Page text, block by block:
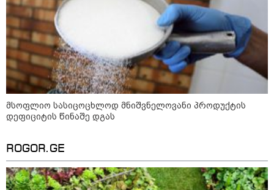
მსოფლიო სასიცოცხლოდ
მნიშვნელოვანი პროდუქტის
დეფიციტის წინაშე დგას
კონფლიქტები
მსოფლიო სასიცოცხლოდ მნიშვნელოვანი პროდუქტის
დეფიციტის წინაშე დგას
ROGOR.GE